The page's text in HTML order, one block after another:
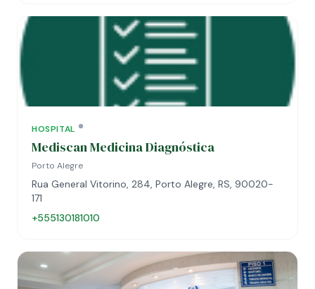
HOSPITAL
Mediscan Medicina Diagnóstica
Porto Alegre
Rua General Vitorino, 284, Porto Alegre, RS, 90020-
171
+555130181010